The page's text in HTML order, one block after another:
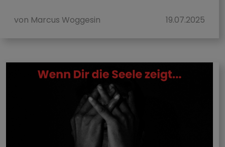
von Marcus Woggesin
19.07.2025